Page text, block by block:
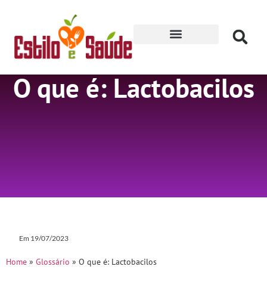
O que é: Lactobacilos
Em 19/07/2023
Home » Glossário » O que é: Lactobacilos